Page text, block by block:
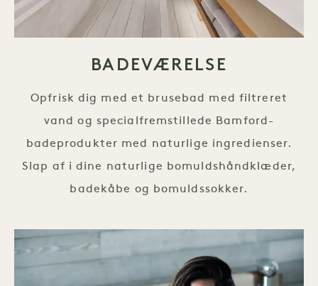
BADEVÆRELSE
Opfrisk dig med et brusebad med filtreret
vand og specialfremstillede Bamford-
badeprodukter med naturlige ingredienser.
Slap af i dine naturlige bomuldshåndklæder,
badekåbe og bomuldssokker.